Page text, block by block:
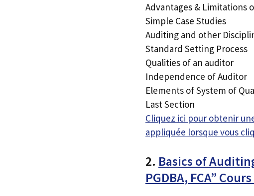
Advantages & Limitations
Simple Case Studies
Auditing and other
Standard Setting Process
Qualities of an auditor
Independence of Auditor
Elements of System of
Last Section
Cliquez ici pour obtenir
appliquée lorsque vous
2. Basics of
PGDBA, FCA”